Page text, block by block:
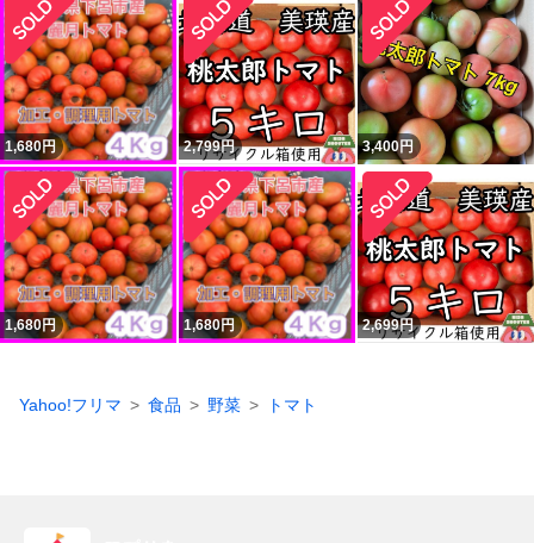
1,680円 2,799円 3,400円
1,680円 1,680円 2,699円
Yahoo!フリマ 食品 野菜 トマト